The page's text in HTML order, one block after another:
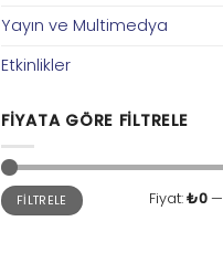
Yayın ve Multimedya
Etkinlikler
FIYATA GÖRE FILTRELE
En
düşük
fiyat
En
yüksek
fiyat
FILTRELE Fiyat:₺0—